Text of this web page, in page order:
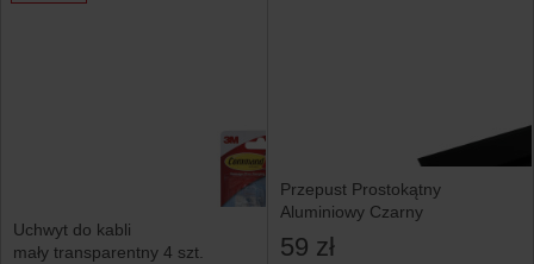
Uchwyt do kabli
mały transparentny 4 szt.
Przepust Prostokątny
Aluminiowy Czarny
59 zł